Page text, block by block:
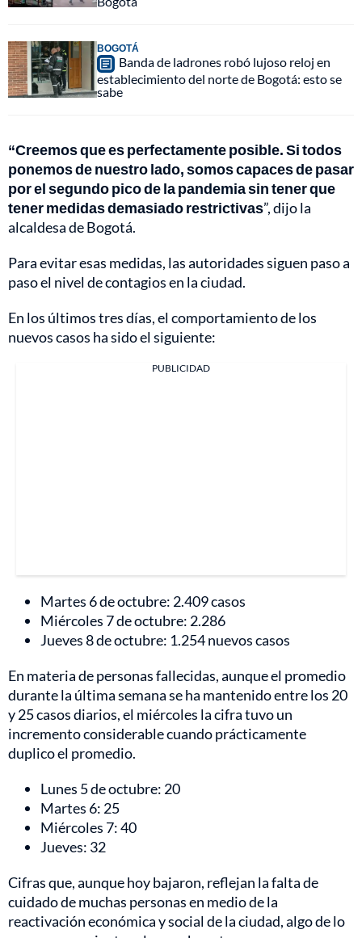
BOGOTÁ
Banda de ladrones robó lujoso reloj en
establecimiento del norte de Bogotá: esto se
sabe
“Creemos que es perfectamente posible. Si todos
ponemos de nuestro lado, somos capaces de pasar
por el segundo pico de la pandemia sin tener que
tener medidas demasiado restrictivas”, dijo la
alcaldesa de Bogotá.
Para evitar esas medidas, las autoridades siguen paso a
paso el nivel de contagios en la ciudad.
En los últimos tres días, el comportamiento de los
nuevos casos ha sido el siguiente:
PUBLICIDAD
Martes 6 de octubre: 2.409 casos
Miércoles 7 de octubre: 2.286
Jueves 8 de octubre: 1.254 nuevos casos
En materia de personas fallecidas, aunque el promedio
durante la última semana se ha mantenido entre los 20
y 25 casos diarios, el miércoles la cifra tuvo un
incremento considerable cuando prácticamente
duplico el promedio.
Lunes 5 de octubre: 20
Martes 6: 25
Miércoles 7: 40
Jueves: 32
Cifras que, aunque hoy bajaron, reflejan la falta de
cuidado de muchas personas en medio de la
reactivación económica y social de la ciudad, algo de lo